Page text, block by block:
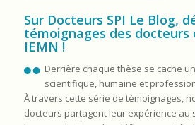
Sur Docteurs SPI Le Blog,
témoignages des
IEMN !
Derrière chaque thèse se cache
scientifique, humaine et
À travers cette série de témoignages,
docteurs partagent leur expérience au